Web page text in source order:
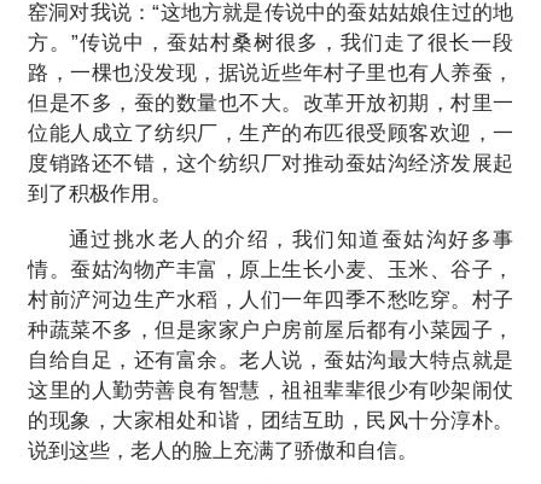
窑洞对我说：“这地方就是传说中的蚕姑姑娘住过的地
方。”传说中，蚕姑村桑树很多，我们走了很长一段
路，一棵也没发现，据说近些年村子里也有人养蚕，
但是不多，蚕的数量也不大。改革开放初期，村里一
位能人成立了纺织厂，生产的布匹很受顾客欢迎，一
度销路还不错，这个纺织厂对推动蚕姑沟经济发展起
到了积极作用。
通过挑水老人的介绍，我们知道蚕姑沟好多事
情。蚕姑沟物产丰富，原上生长小麦、玉米、谷子，
村前浐河边生产水稻，人们一年四季不愁吃穿。村子
种蔬菜不多，但是家家户户房前屋后都有小菜园子，
自给自足，还有富余。老人说，蚕姑沟最大特点就是
这里的人勤劳善良有智慧，祖祖辈辈很少有吵架闹仗
的现象，大家相处和谐，团结互助，民风十分淳朴。
说到这些，老人的脸上充满了骄傲和自信。